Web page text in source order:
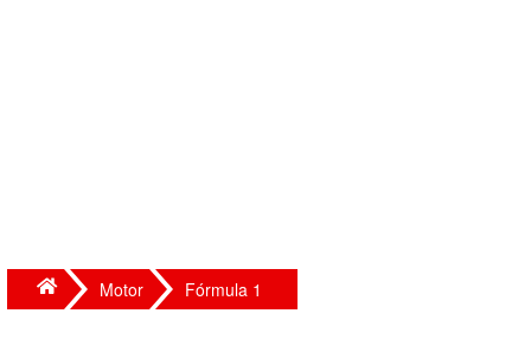
Motor Fórmula 1